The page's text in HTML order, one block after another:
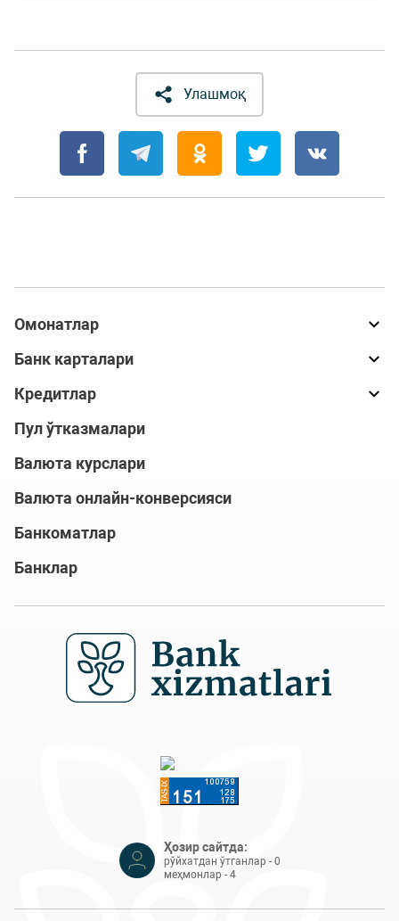
Улашмоқ
Омонатлар
Банк карталари
Кредитлар
Пул ўтказмалари
Валюта курслари
Валюта онлайн-конверсияси
Банкоматлар
Банклар
Ҳозир сайтда:
рўйхатдан ўтганлар - 0
меҳмонлар - 4